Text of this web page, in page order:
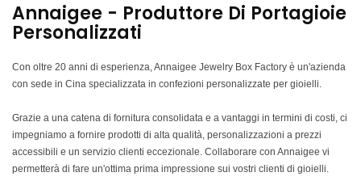
Annaigee - Produttore Di Portagioie
Personalizzati
Con oltre 20 anni di esperienza, Annaigee Jewelry Box Factory è un'azienda
con sede in Cina specializzata in confezioni personalizzate per gioielli.
Grazie a una catena di fornitura consolidata e a vantaggi in termini di costi, ci
impegniamo a fornire prodotti di alta qualità, personalizzazioni a prezzi
accessibili e un servizio clienti eccezionale. Collaborare con Annaigee vi
permetterà di fare un'ottima prima impressione sui vostri clienti di gioielli.